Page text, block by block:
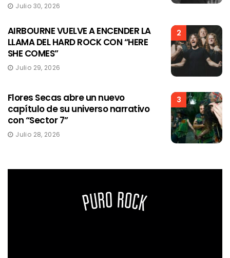
Julio 30, 2026
2
AIRBOURNE VUELVE A ENCENDER LA
LLAMA DEL HARD ROCK CON “HERE
SHE COMES”
Julio 29, 2026
3
Flores Secas abre un nuevo
capítulo de su universo narrativo
con “Sector 7”
Julio 28, 2026